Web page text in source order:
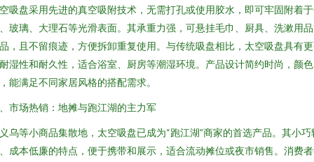
吸盘采用先进的真空吸附技术，无需打孔或使用胶水，即可牢固附着
玻璃、大理石等光滑表面。其承重力强，可悬挂毛巾、厨具、洗漱用
，且不留痕迹，方便拆卸重复使用。与传统吸盘相比，太空吸盘具有
湿性和耐久性，适合浴室、厨房等潮湿环境。产品设计简约时尚，颜
能满足不同家居风格的搭配需求。
市场热销：地摊与跑江湖的主力军
乌等小商品集散地，太空吸盘已成为“跑江湖”商家的首选产品。其小巧
成本低廉的特点，便于携带和展示，适合流动摊位或夜市销售。消费